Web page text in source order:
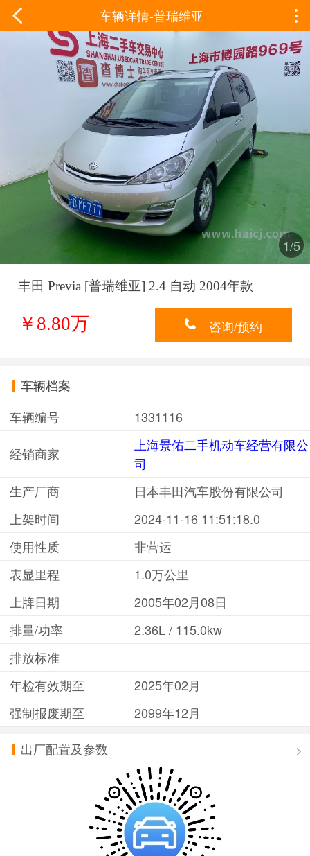
车辆详情-普瑞维亚
1/5
丰田 Previa [普瑞维亚] 2.4 自动 2004年款
￥8.80万 咨询/预约
车辆档案
车辆编号
1331116
经销商家
上海景佑二手机动车经营有限公
司
生产厂商
日本丰田汽车股份有限公司
上架时间
2024-11-16 11:51:18.0
使用性质
非营运
表显里程
1.0万公里
上牌日期
2005年02月08日
排量/功率
2.36L / 115.0kw
排放标准
年检有效期至
2025年02月
强制报废期至
2099年12月
出厂配置及参数